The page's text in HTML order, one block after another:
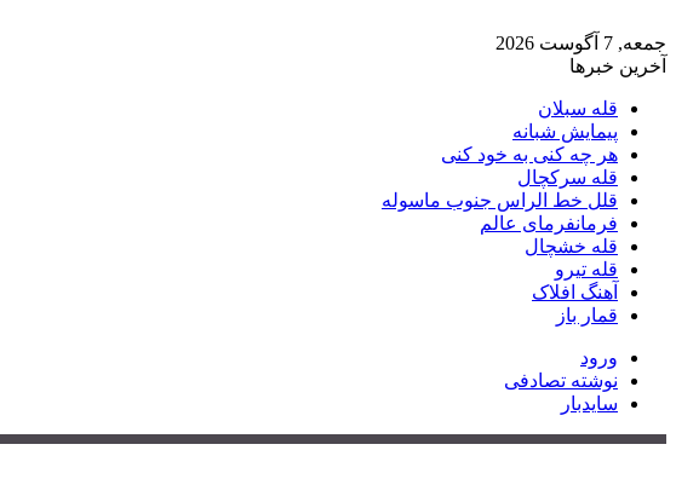
جمعه, 7 آگوست 2026
آخرین خبرها
قله سبلان
پیمایش شبانه
هر چه کنی به خود کنی
قله سرکچال
قلل خط الراس جنوب ماسوله
فرمانفرمای عالم
قله خشچال
قله تیرو
آهنگ افلاک
قمار باز
ورود
نوشته تصادفی
سایدبار